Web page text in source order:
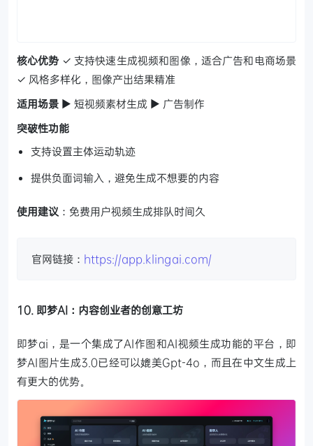
核心优势 ✓ 支持快速生成视频和图像，适合广告和电商场景
✓ 风格多样化，图像产出结果精准
适用场景 ▶ 短视频素材生成 ▶ 广告制作
突破性功能
支持设置主体运动轨迹
提供负面词输入，避免生成不想要的内容
使用建议 ：免费用户视频生成排队时间久
官网链接： https://app.klingai.com/
10. 即梦AI：内容创业者的创意工坊
即梦ai，是一个集成了AI作图和AI视频生成功能的平台，即
梦AI图片生成3.0已经可以媲美Gpt-4o，而且在中文生成上
有更大的优势。